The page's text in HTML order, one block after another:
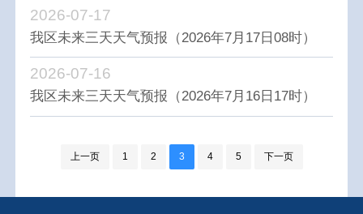
我区未来三天天气预报（2026年7月17日08时）
2026-07-17
我区未来三天天气预报（2026年7月16日17时）
2026-07-16
上一页 1 2 3 4 5 下一页